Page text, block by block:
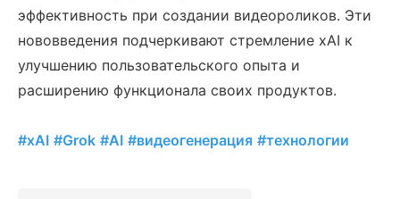
эффективность при создании видеороликов. Эти
нововведения подчеркивают стремление xAI к
улучшению пользовательского опыта и
расширению функционала своих продуктов.
#xAI #Grok #AI #видеогенерация #технологии